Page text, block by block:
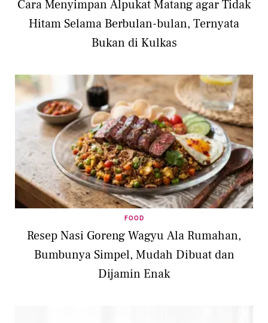
Cara Menyimpan Alpukat Matang agar Tidak
Hitam Selama Berbulan-bulan, Ternyata
Bukan di Kulkas
FOOD
Resep Nasi Goreng Wagyu Ala Rumahan,
Bumbunya Simpel, Mudah Dibuat dan
Dijamin Enak